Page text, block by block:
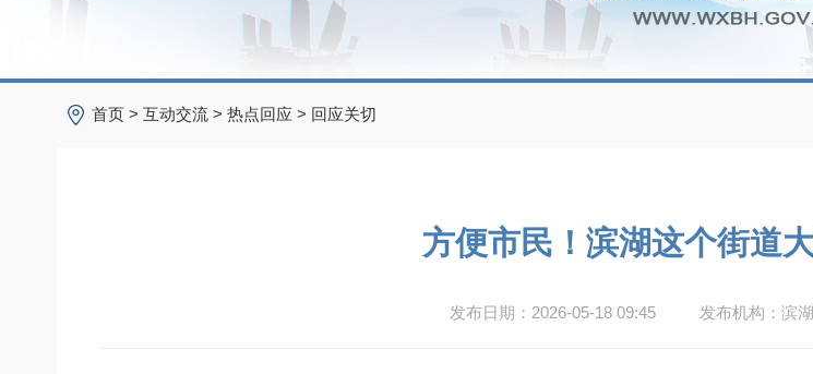
首页 > 互动交流 > 热点回应 > 回应关切
方便市民！滨湖这个街道
发布日期：2026-05-18 09:45 发布机构：滨